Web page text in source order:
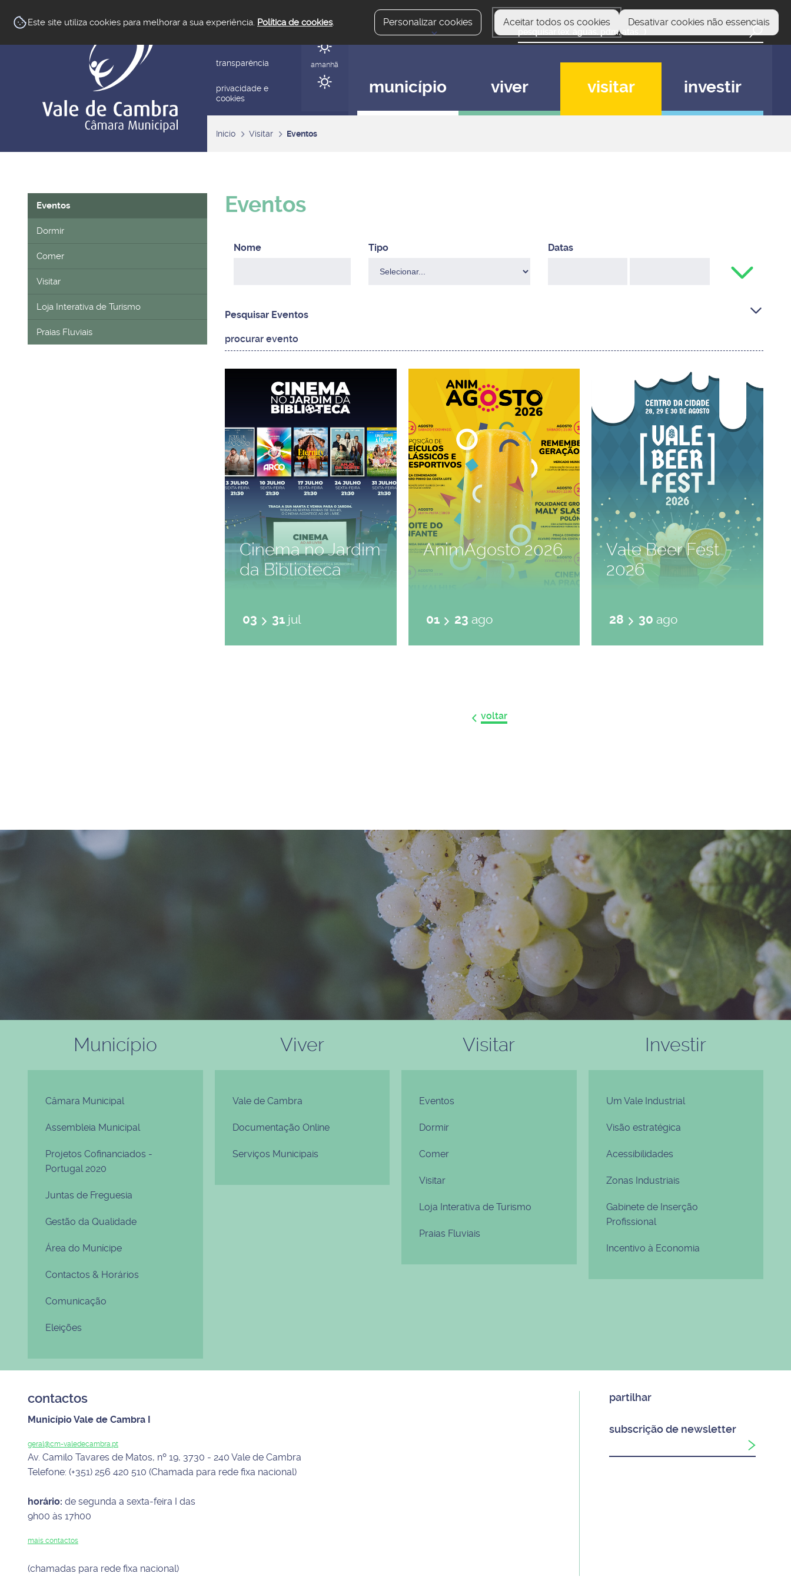
Este site utiliza cookies para melhorar a sua experiência. Política de cookies. Personalizar cookies Aceitar todos os cookies Desativar cookies não essenciais
transparência
privacidade e
cookies
hoje
amanhã
município viver visitar investir
Início Visitar Eventos
Eventos
Dormir
Comer
Visitar
Loja Interativa de Turismo
Praias Fluviais
Eventos
Pesquisar Eventos
Cinema no Jardim
da Biblioteca
03 31 jul
AnimAgosto 2026
01 23 ago
Vale Beer Fest
2026
28 30 ago
voltar
Município
Câmara Municipal
Assembleia Municipal
Projetos Cofinanciados -
Portugal 2020
Juntas de Freguesia
Gestão da Qualidade
Área do Munícipe
Contactos & Horários
Comunicação
Eleições
Viver
Vale de Cambra
Documentação Online
Serviços Municipais
Visitar
Eventos
Dormir
Comer
Visitar
Loja Interativa de Turismo
Praias Fluviais
Investir
Um Vale Industrial
Visão estratégica
Acessibilidades
Zonas Industriais
Gabinete de Inserção
Profissional
Incentivo à Economia
contactos
Município Vale de Cambra I
geral@cm-valedecambra.pt
Av. Camilo Tavares de Matos, nº 19, 3730 - 240 Vale de Cambra
Telefone: (+351) 256 420 510 (Chamada para rede fixa nacional)
horário: de segunda a sexta-feira I das
9h00 às 17h00
mais contactos
(chamadas para rede fixa nacional)
partilhar
subscrição de newsletter